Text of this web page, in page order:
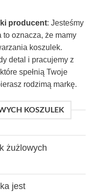
producent: Jesteśmy
oznacza, że mamy
koszulek.
detal i pracujemy z
spełnią Twoje
rodzimą markę.
KOSZULEK
żużlowych
jest